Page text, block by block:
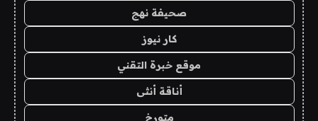
صحيفة نهج
كار نيوز
موقع خبرة التقني
أناقة أنثى
متورخ